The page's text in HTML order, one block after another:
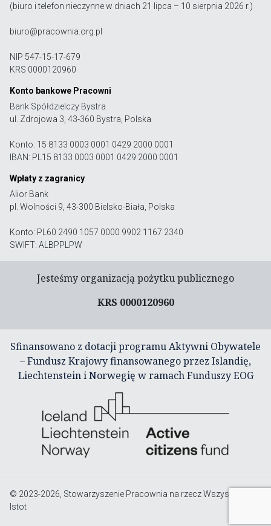
(biuro i telefon nieczynne w dniach 21 lipca – 10 sierpnia 2026 r.)
biuro@pracownia.org.pl
NIP 547-15-17-679
KRS 0000120960
Konto bankowe Pracowni
Bank Spółdzielczy Bystra
ul. Zdrojowa 3, 43-360 Bystra, Polska
Konto: 15 8133 0003 0001 0429 2000 0001
IBAN: PL15 8133 0003 0001 0429 2000 0001
Wpłaty z zagranicy
Alior Bank
pl. Wolności 9, 43-300 Bielsko-Biała, Polska
Konto: PL60 2490 1057 0000 9902 1167 2340
SWIFT: ALBPPLPW
Jesteśmy organizacją pożytku publicznego
KRS 0000120960
Sfinansowano z dotacji programu Aktywni Obywatele
– Fundusz Krajowy finansowanego przez Islandię,
Liechtenstein i Norwegię w ramach Funduszy EOG
© 2023-2026, Stowarzyszenie Pracownia na rzecz Wszystkich
Istot